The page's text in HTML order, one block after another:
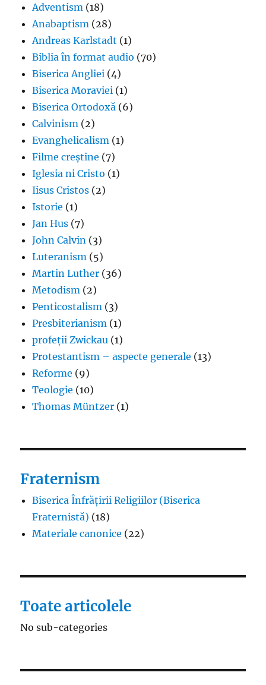
Adventism (18)
Anabaptism (28)
Andreas Karlstadt (1)
Biblia în format audio (70)
Biserica Angliei (4)
Biserica Moraviei (1)
Biserica Ortodoxă (6)
Calvinism (2)
Evanghelicalism (1)
Filme creștine (7)
Iglesia ni Cristo (1)
Iisus Cristos (2)
Istorie (1)
Jan Hus (7)
John Calvin (3)
Luteranism (5)
Martin Luther (36)
Metodism (2)
Penticostalism (3)
Presbiterianism (1)
profeții Zwickau (1)
Protestantism – aspecte generale (13)
Reforme (9)
Teologie (10)
Thomas Müntzer (1)
Fraternism
Biserica Înfrățirii Religiilor (Biserica
Fraternistă) (18)
Materiale canonice (22)
Toate articolele
No sub-categories